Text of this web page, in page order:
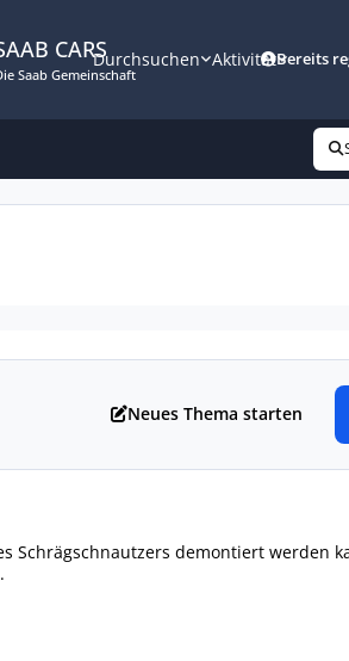
CARS
Saab Gemeinschaft
Durchsuchen AktivitätBereits
Neues Thema starten
demontiert werden